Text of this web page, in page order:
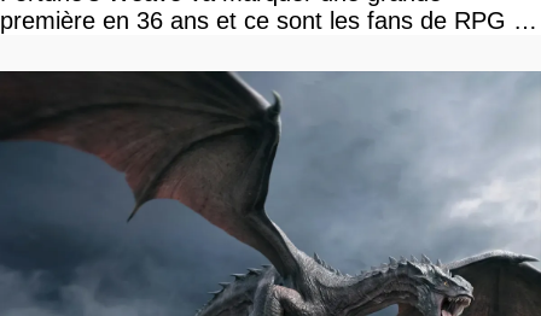
première en 36 ans et ce sont les fans de RPG en